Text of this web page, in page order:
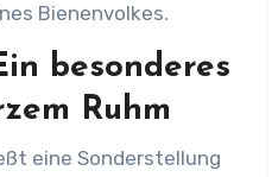
Bienenvolkes.
besonderes
Ruhm
eine Sonderstellung